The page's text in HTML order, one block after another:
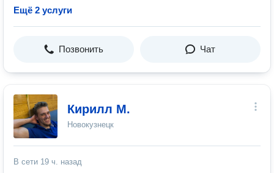
Ещё 2 услуги
Позвонить Чат
Кирилл М.
Новокузнецк
В сети 19 ч. назад